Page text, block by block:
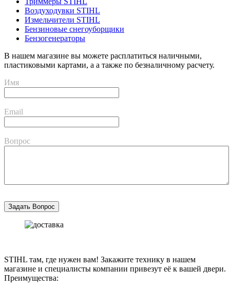
Воздуходувки STIHL
Измельчители STIHL
Бензиновые снегоуборщики
Бензогенераторы
В нашем магазине вы можете расплатиться наличными,
пластиковыми картами, а а также по безналичному расчету.
Имя
Email
Вопрос
STIHL там, где нужен вам! Закажите технику в нашем
магазине и специалисты компании привезут её к вашей двери.
Преимущества: